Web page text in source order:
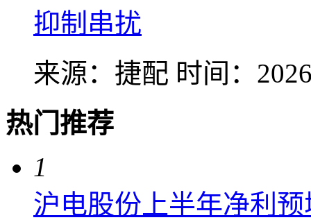
抑制串扰
来源：捷配 时间：
热门推荐
1
沪电股份上半年净利